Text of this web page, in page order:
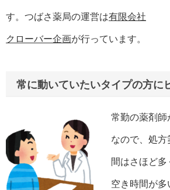
す。つばさ薬局の運営は有限会社
クローバー企画が行っています。
常に動いていたいタイプの方に
常勤の薬剤師
なので、処
間はさほど多
空き時間が多